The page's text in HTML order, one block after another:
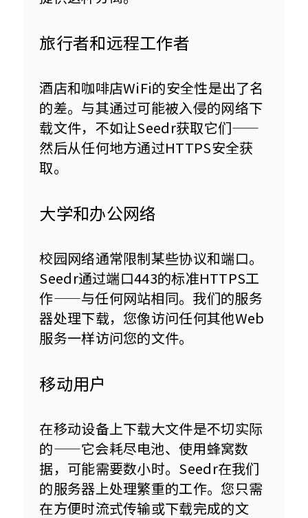
旅行者和远程工作者
酒店和咖啡店WiFi的安全性是出了名
的差。与其通过可能被入侵的网络下
载文件，不如让Seedr获取它们——
然后从任何地方通过HTTPS安全获
取。
大学和办公网络
校园网络通常限制某些协议和端口。
Seedr通过端口443的标准HTTPS工
作——与任何网站相同。我们的服务
器处理下载，您像访问任何其他Web
服务一样访问您的文件。
移动用户
在移动设备上下载大文件是不切实际
的——它会耗尽电池、使用蜂窝数
据，可能需要数小时。Seedr在我们
的服务器上处理繁重的工作。您只需
在方便时流式传输或下载完成的文